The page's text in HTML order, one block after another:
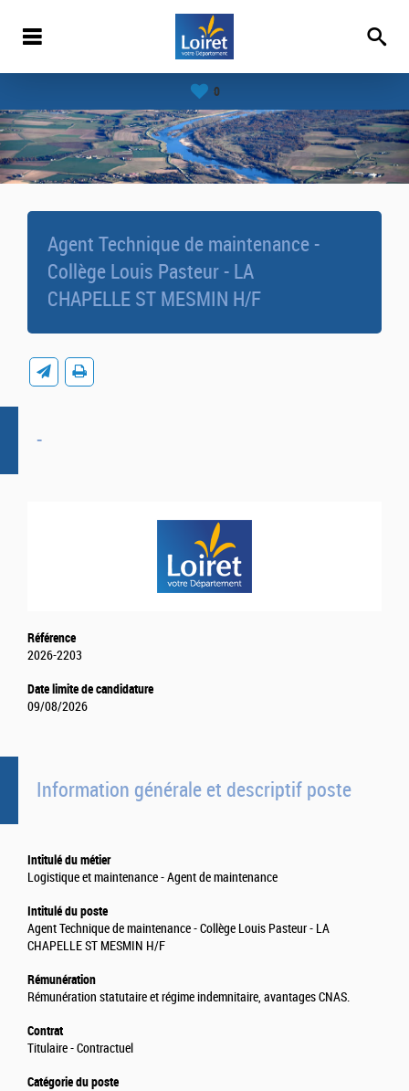
0
Agent Technique de maintenance -
Collège Louis Pasteur - LA
CHAPELLE ST MESMIN H/F
Information générale et descriptif poste
Intitulé du métier
Logistique et maintenance - Agent de maintenance
Intitulé du poste
Agent Technique de maintenance - Collège Louis Pasteur - LA
CHAPELLE ST MESMIN H/F
Rémunération
Rémunération statutaire et régime indemnitaire, avantages CNAS.
Contrat
Titulaire - Contractuel
Catégorie du poste
-
Référence
2026-2203
Date limite de candidature
09/08/2026